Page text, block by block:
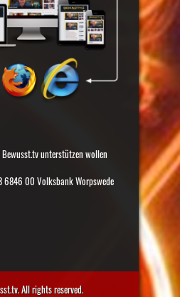
unterstützen wollen
00 Volksbank Worpswede
All rights reserved.